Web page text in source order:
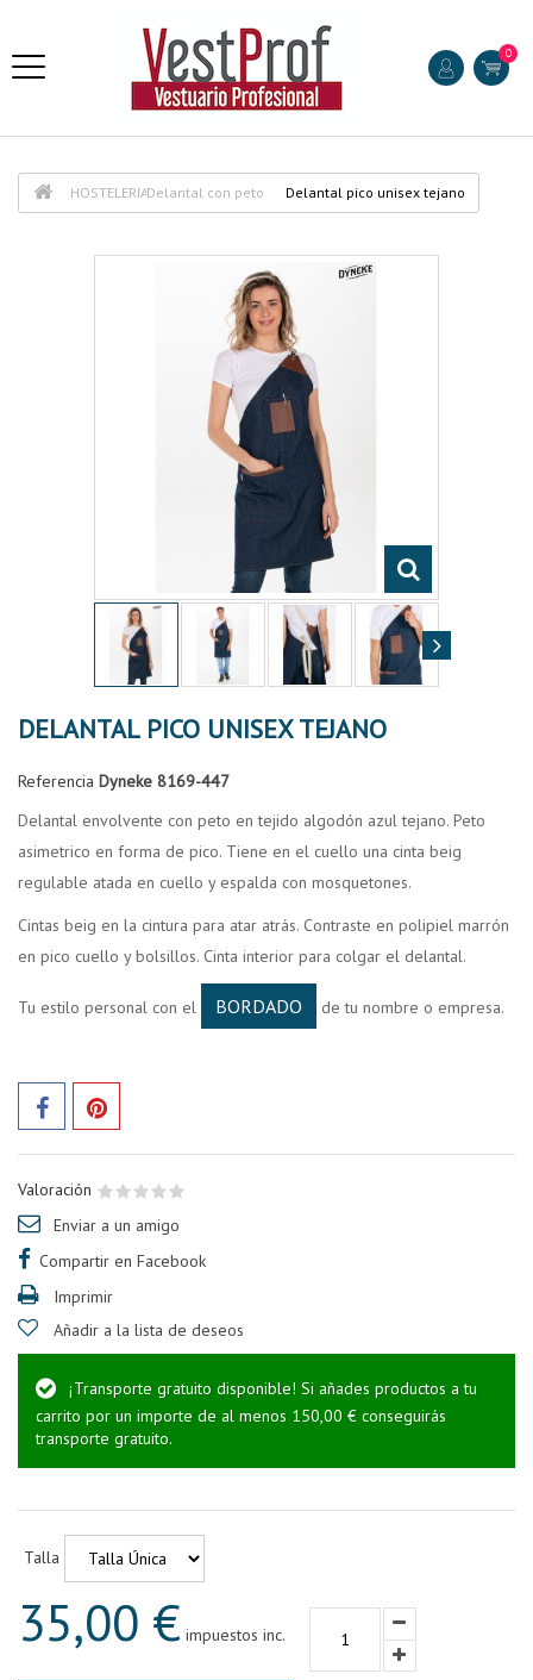
0
HOSTELERIADelantal con peto Delantal pico unisex tejano
DELANTAL PICO UNISEX TEJANO
Referencia Dyneke 8169-447
Delantal envolvente con peto en tejido algodón azul tejano. Peto
asimetrico en forma de pico. Tiene en el cuello una cinta beig
regulable atada en cuello y espalda con mosquetones.
Cintas beig en la cintura para atar atrás. Contraste en polipiel marrón
en pico cuello y bolsillos. Cinta interior para colgar el delantal.
Tu estilo personal con el BORDADO de tu nombre o empresa.
Valoración
Enviar a un amigo
Compartir en Facebook
Imprimir
Añadir a la lista de deseos
¡Transporte gratuito disponible! Si añades productos a tu
carrito por un importe de al menos 150,00 € conseguirás
transporte gratuito.
Talla
35,00 € impuestos inc.